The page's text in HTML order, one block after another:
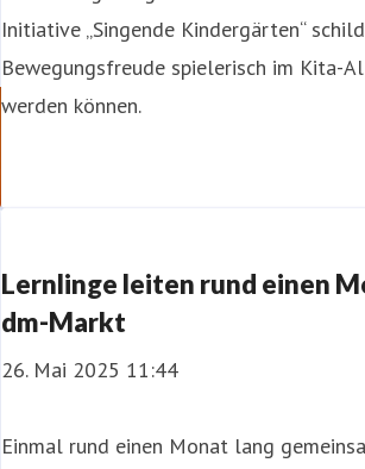
Initiative „Singende Kindergärten“
Bewegungsfreude spielerisch im Kita-
werden können.
Lernlinge leiten rund einen
dm-Markt
26. Mai 2025 11:44
Einmal rund einen Monat lang